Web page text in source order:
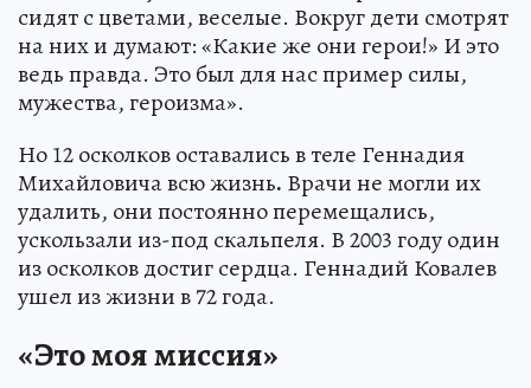
сидят с цветами, веселые. Вокруг дети смотрят
на них и думают: «Какие же они герои!» И это
ведь правда. Это был для нас пример силы,
мужества, героизма».
Но 12 осколков оставались в теле Геннадия
Михайловича всю жизнь. Врачи не могли их
удалить, они постоянно перемещались,
ускользали из-под скальпеля. В 2003 году один
из осколков достиг сердца. Геннадий Ковалев
ушел из жизни в 72 года.
«Это моя миссия»